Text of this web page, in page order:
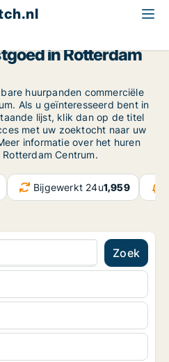
in Rotterdam
huurpanden commerciële
Als u geïnteresseerd bent in
lijst, klik dan op de titel
met uw zoektocht naar uw
informatie over het huren
Centrum.
Bijgewerkt 24u1,959
Zoek